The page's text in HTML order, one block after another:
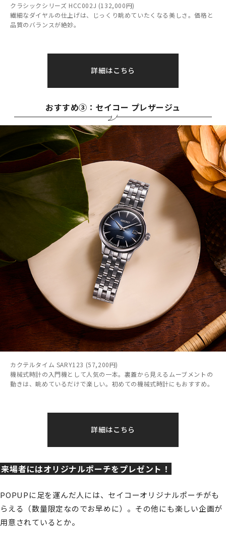
クラシックシリーズ HCC002J (132,000円)
繊細なダイヤルの仕上げは、じっくり眺めていたくなる美しさ。価格と
品質のバランスが絶妙。
詳細はこちら
おすすめ③：セイコー プレザージュ
カクテルタイム SARY123 (57,200円)
機械式時計の入門機として人気の一本。裏蓋から見えるムーブメントの
動きは、眺めているだけで楽しい。初めての機械式時計にもおすすめ。
詳細はこちら
来場者にはオリジナルポーチをプレゼント！
POPUPに足を運んだ人には、セイコーオリジナルポーチがも
らえる（数量限定なのでお早めに）。その他にも楽しい企画が
用意されているとか。